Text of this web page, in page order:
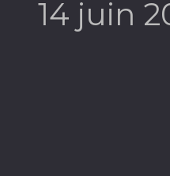
14 juin